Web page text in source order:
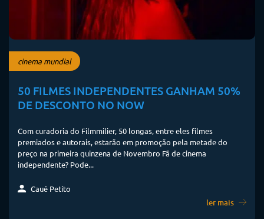
cinema mundial
50 FILMES INDEPENDENTES GANHAM 50%
DE DESCONTO NO NOW
Com curadoria do Filmmilier, 50 longas, entre eles filmes
premiados e autorais, estarão em promoção pela metade do
preço na primeira quinzena de Novembro Fã de cinema
independente? Pode...
Cauê Petito
ler mais